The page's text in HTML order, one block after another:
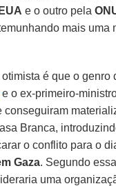
EUA e o outro pela
mais uma
é que o genro
e o ex-primeiro-
conseguiram
Branca,
o conflito para o
Gaza. Segundo
uma